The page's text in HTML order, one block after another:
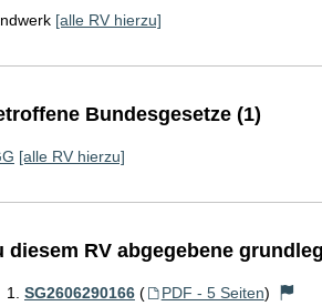
[alle RV hierzu]
Bundesgesetze (1)
[alle RV hierzu]
diesem RV abgegebene
SG2606290166 ( PDF - 5 Seiten)